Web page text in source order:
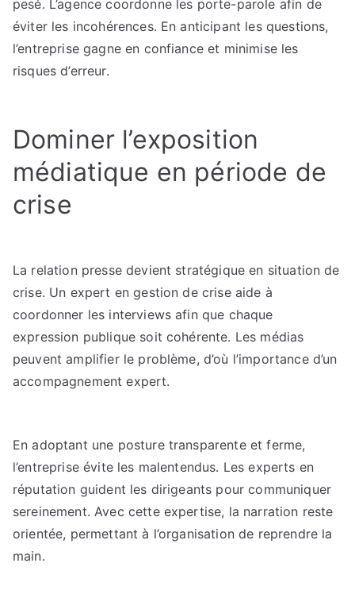
pesé. L’agence coordonne les porte-parole afin de
éviter les incohérences. En anticipant les questions,
l’entreprise gagne en confiance et minimise les
risques d’erreur.
Dominer l’exposition
médiatique en période de
crise
La relation presse devient stratégique en situation de
crise. Un expert en gestion de crise aide à
coordonner les interviews afin que chaque
expression publique soit cohérente. Les médias
peuvent amplifier le problème, d’où l’importance d’un
accompagnement expert.
En adoptant une posture transparente et ferme,
l’entreprise évite les malentendus. Les experts en
réputation guident les dirigeants pour communiquer
sereinement. Avec cette expertise, la narration reste
orientée, permettant à l’organisation de reprendre la
main.